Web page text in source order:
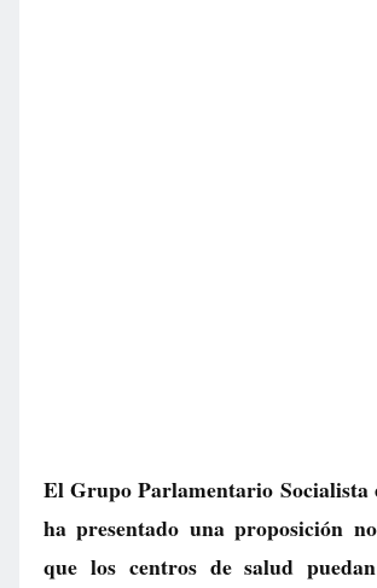
El Grupo Parlamentario Socialista
ha presentado una proposición
que los centros de salud